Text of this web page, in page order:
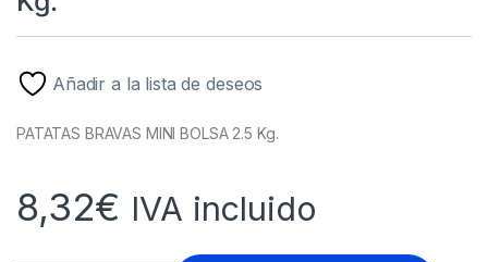
Añadir a la lista de deseos
PATATAS BRAVAS MINI BOLSA 2.5 Kg.
8,32€ IVA incluido